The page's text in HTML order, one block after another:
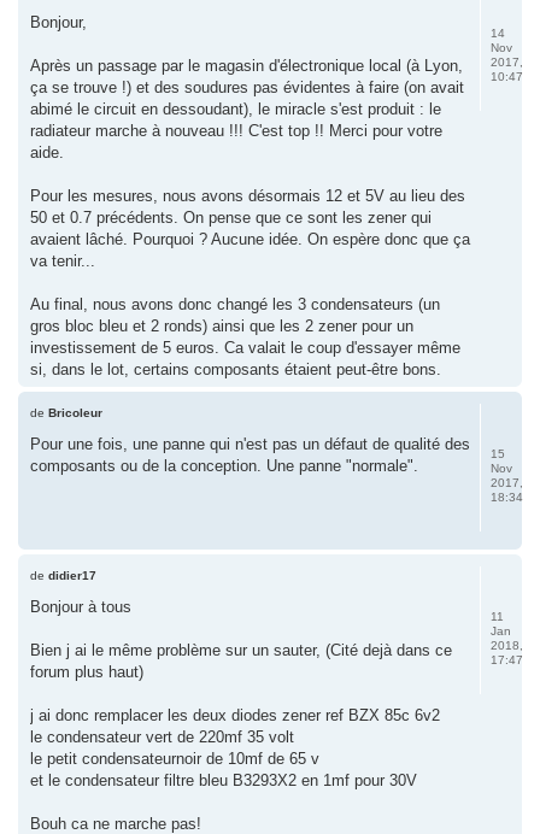
Bonjour,
Après un passage par le magasin d'électronique local (à Lyon,
ça se trouve !) et des soudures pas évidentes à faire (on avait
abimé le circuit en dessoudant), le miracle s'est produit : le
radiateur marche à nouveau !!! C'est top !! Merci pour votre
aide.
Pour les mesures, nous avons désormais 12 et 5V au lieu des
50 et 0.7 précédents. On pense que ce sont les zener qui
avaient lâché. Pourquoi ? Aucune idée. On espère donc que ça
va tenir...
Au final, nous avons donc changé les 3 condensateurs (un
gros bloc bleu et 2 ronds) ainsi que les 2 zener pour un
investissement de 5 euros. Ca valait le coup d'essayer même
si, dans le lot, certains composants étaient peut-être bons.
14
Nov
2017,
10:47
de Bricoleur
Pour une fois, une panne qui n'est pas un défaut de qualité des
composants ou de la conception. Une panne "normale".
15
Nov
2017,
18:34
de didier17
Bonjour à tous
Bien j ai le même problème sur un sauter, (Cité dejà dans ce
forum plus haut)
j ai donc remplacer les deux diodes zener ref BZX 85c 6v2
le condensateur vert de 220mf 35 volt
le petit condensateurnoir de 10mf de 65 v
et le condensateur filtre bleu B3293X2 en 1mf pour 30V
Bouh ca ne marche pas!
11
Jan
2018,
17:47